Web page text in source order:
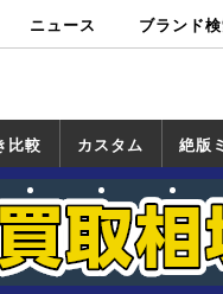
ニュース ブランド
比較 カスタム
カスタム
一覧
ホンダ
ヤマハ
スズキ
カワサキ
絶版
絶版
一覧
ホン
ヤマ
スズ
カワ
道の駅調査隊
ツーリング情
日本の道50選
国道めぐり
林道ツーリン